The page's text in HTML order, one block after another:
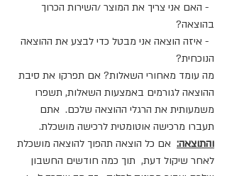
  - האם אני צריך את המוצר /השירות הכרוך
בהוצאה?
  - איזה הוצאה אני מבטל כדי לבצע את ההוצאה
הנוכחית?
מה עומד מאחורי השאלות? אם תפרקו את סיבת
ההוצאה לגורמים באמצעות השאלות, תשפרו
משמעותית את הרגלי ההוצאה שלכם.  אתם
תעברו מרכישה אוטומטית לרכישה מושכלת.
והתוצאה:
  אם כל הוצאה תהפוך להוצאה מושכלת
לאחר שיקול דעת,  תוך כמה חודשים החשבון